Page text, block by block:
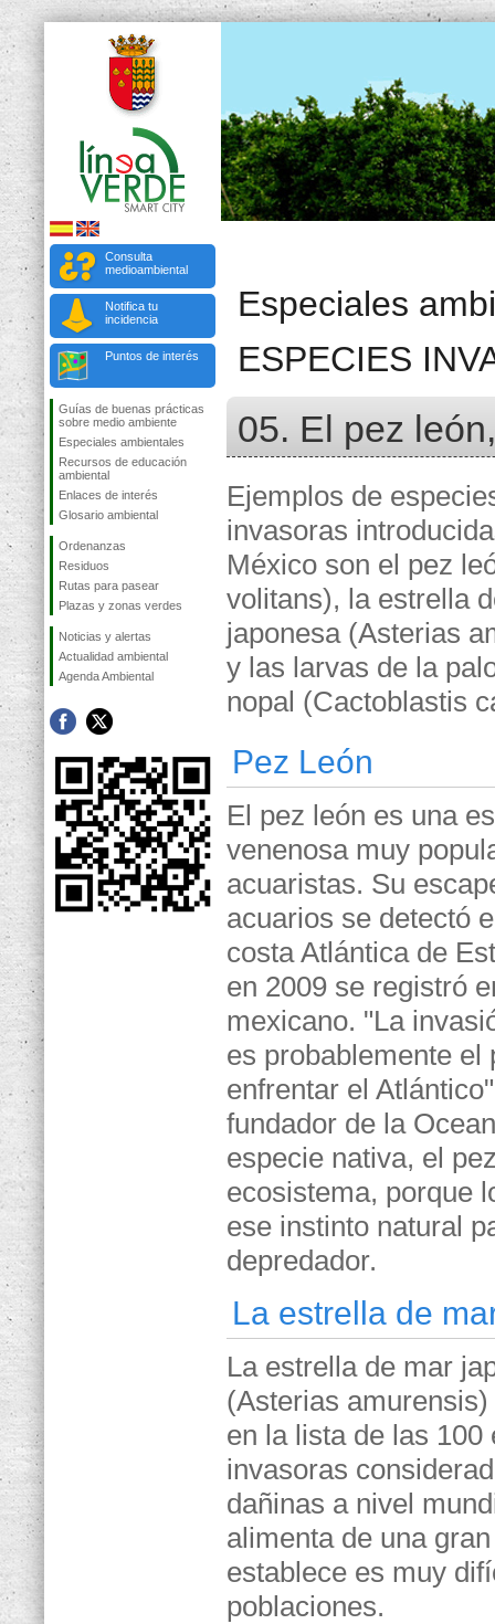
Consulta
medioambiental
Notifica tu
incidencia
Puntos de interés
Guías de buenas prácticas
sobre medio ambiente
Especiales ambientales
Recursos de educación
ambiental
Enlaces de interés
Glosario ambiental
Ordenanzas
Residuos
Rutas para pasear
Plazas y zonas verdes
Noticias y alertas
Actualidad ambiental
Agenda Ambiental
Especiales
ESPECIES
05. El pez
Ejemplos de
invasoras
México son el pez
volitans), la estrella
japonesa (Asterias
y las larvas de la
nopal (Cactoblastis
Pez León
El pez león es una
venenosa muy
acuaristas. Su
acuarios se detectó
costa Atlántica de
en 2009 se registró
mexicano. "La
es probablemente el
enfrentar el
fundador de la
especie nativa, el
ecosistema, porque
ese instinto natural
depredador.
La estrella de
La estrella de mar
(Asterias
en la lista de las 100
invasoras
dañinas a nivel
alimenta de una
establece es muy
poblaciones.